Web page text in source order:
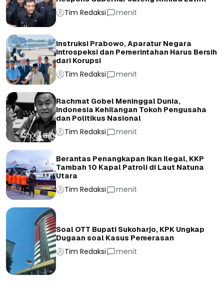
Tim Redaksi menit
Instruksi Prabowo, Aparatur Negara
Introspeksi dan Pemerintahan Harus Bersih
dari Korupsi
Tim Redaksi menit
Rachmat Gobel Meninggal Dunia,
Indonesia Kehilangan Tokoh Pengusaha
dan Politikus Nasional
Tim Redaksi menit
Berantas Penangkapan Ikan Ilegal, KKP
Tambah 10 Kapal Patroli di Laut Natuna
Utara
Tim Redaksi menit
Soal OTT Bupati Sukoharjo, KPK Ungkap
Dugaan soal Kasus Pemerasan
Tim Redaksi menit